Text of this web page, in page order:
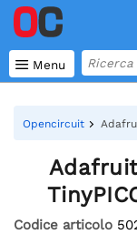
 Menu
Opencircuit
Codice articolo